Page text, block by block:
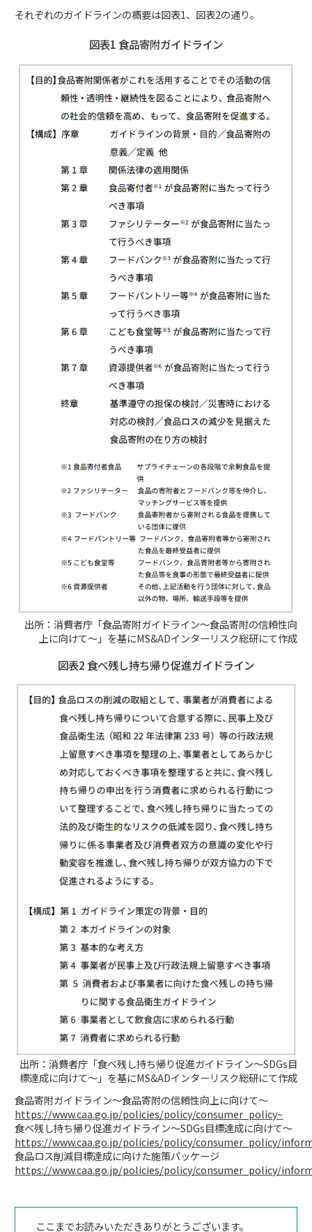
それぞれのガイドラインの概要は図表1、図表2の通り。
図表1 食品寄附ガイドライン
出所：消費者庁「食品寄附ガイドライン～食品寄附の信頼性向
上に向けて～」を基にMS&ADインターリスク総研にて作成
図表2 食べ残し持ち帰り促進ガイドライン
出所：消費者庁「食べ残し持ち帰り促進ガイドライン～SDGs目
標達成に向けて～」を基にMS&ADインターリスク総研にて作成
食品寄附ガイドライン～食品寄附の信頼性向上に向けて～
https://www.caa.go.jp/policies/policy/consumer_policy~
食べ残し持ち帰り促進ガイドライン～SDGs目標達成に向けて～
https://www.caa.go.jp/policies/policy/consumer_policy/
食品ロス削減目標達成に向けた施策パッケージ
https://www.caa.go.jp/policies/policy/consumer_policy/
ここまでお読みいただきありがとうございます。